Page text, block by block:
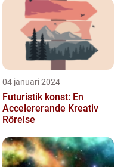
04 januari 2024
Futuristik konst: En
Accelererande Kreativ
Rörelse